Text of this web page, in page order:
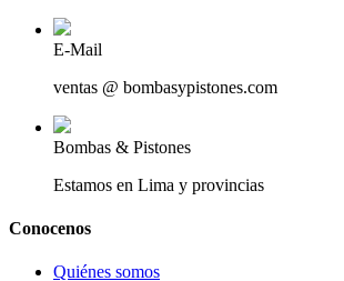
E-Mail
ventas @ bombasypistones.com
Bombas & Pistones
Estamos en Lima y provincias
Conocenos
Quiénes somos